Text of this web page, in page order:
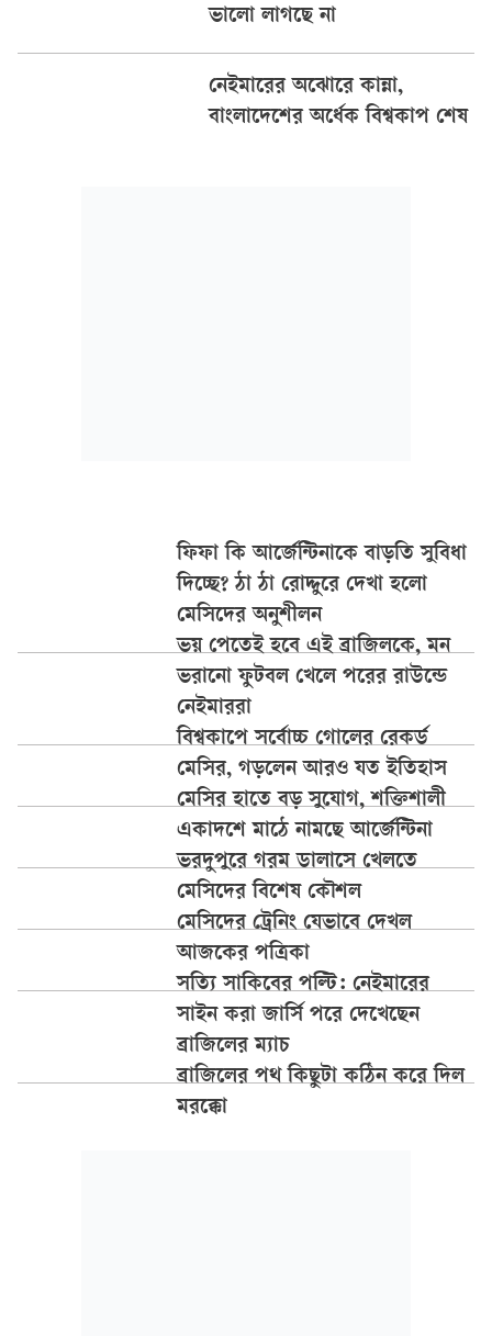
ভালো লাগছে না
নেইমারের অঝোরে কান্না,
বাংলাদেশের অর্ধেক বিশ্বকাপ শেষ
ফিফা কি আর্জেন্টিনাকে বাড়তি সুবিধা
দিচ্ছে? ঠা ঠা রোদ্দুরে দেখা হলো
মেসিদের অনুশীলন
ভয় পেতেই হবে এই ব্রাজিলকে, মন
ভরানো ফুটবল খেলে পরের রাউন্ডে
নেইমাররা
বিশ্বকাপে সর্বোচ্চ গোলের রেকর্ড
মেসির, গড়লেন আরও যত ইতিহাস
মেসির হাতে বড় সুযোগ, শক্তিশালী
একাদশে মাঠে নামছে আর্জেন্টিনা
ভরদুপুরে গরম ডালাসে খেলতে
মেসিদের বিশেষ কৌশল
মেসিদের ট্রেনিং যেভাবে দেখল
আজকের পত্রিকা
সত্যি সাকিবের পল্টি: নেইমারের
সাইন করা জার্সি পরে দেখেছেন
ব্রাজিলের ম্যাচ
ব্রাজিলের পথ কিছুটা কঠিন করে দিল
মরক্কো